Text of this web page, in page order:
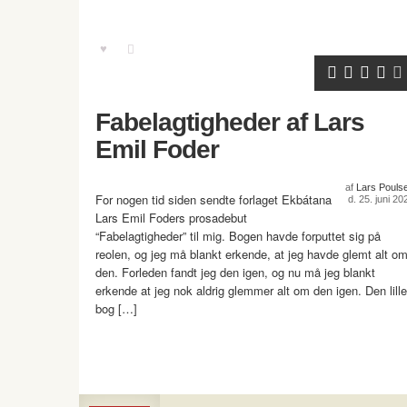
Fabelagtigheder af Lars
Emil Foder
af
Lars
d. 25. juni
For nogen tid siden sendte forlaget Ekbátana
Lars Emil Foders prosadebut
“Fabelagtigheder” til mig. Bogen havde forputtet sig på
reolen, og jeg må blankt erkende, at jeg havde glemt alt om
den. Forleden fandt jeg den igen, og nu må jeg blankt
erkende at jeg nok aldrig glemmer alt om den igen. Den lille
bog […]